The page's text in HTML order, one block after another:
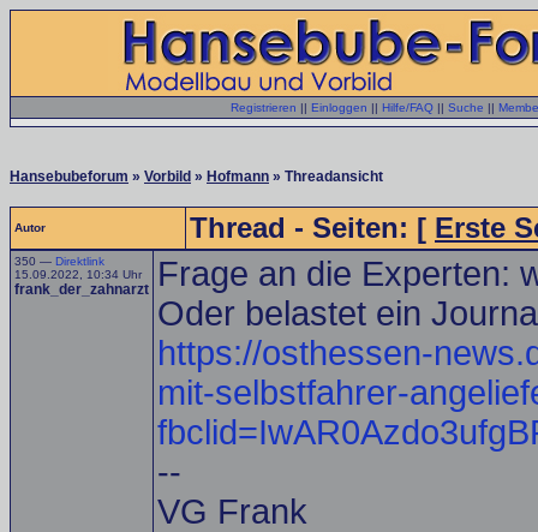
Registrieren || Einloggen || Hilfe/FAQ || Suche ||
Hansebubeforum » Vorbild » Hofmann » Threadansicht
Autor Thread - Seiten: [ Erste
350 — Direktlink
15.09.2022, 10:34 Uhr
frank_der_zahnarzt
Frage an die Experten:
Oder belastet ein
https://osthessen-
mit-selbstfahrer-
--
VG Frank